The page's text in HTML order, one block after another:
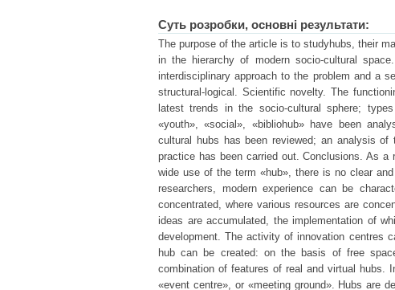
Суть розробки, основні результати:
The purpose of the article is to studyhubs, their
in the hierarchy of modern socio-cultural
interdisciplinary approach to the problem and a
structural-logical. Scientific novelty. The
latest trends in the socio-cultural sphere;
«youth», «social», «bibliohub» have been
cultural hubs has been reviewed; an analysis
practice has been carried out. Conclusions. As
wide use of the term «hub», there is no clear
researchers, modern experience can be
concentrated, where various resources are
ideas are accumulated, the implementation of
development. The activity of innovation centres
hub can be created: on the basis of free
combination of features of real and virtual hubs.
«event centre», or «meeting ground». Hubs are